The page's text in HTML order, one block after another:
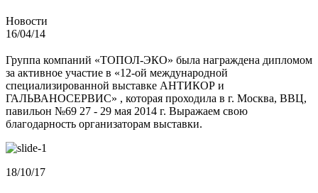
Новости
16/04/14
Группа компаний «ТОПОЛ-ЭКО» была награждена дипломом
за активное участие в «12-ой международной
специализированной выставке АНТИКОР и
ГАЛЬВАНОСЕРВИС» , которая проходила в г. Москва, ВВЦ,
павильон №69 27 - 29 мая 2014 г. Выражаем свою
благодарность организаторам выставки.
18/10/17